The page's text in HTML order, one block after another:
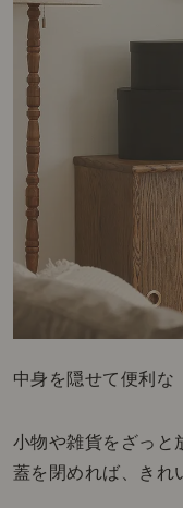
中身を隠せて便利な
小物や雑貨をざっと
蓋を閉めれば、きれ